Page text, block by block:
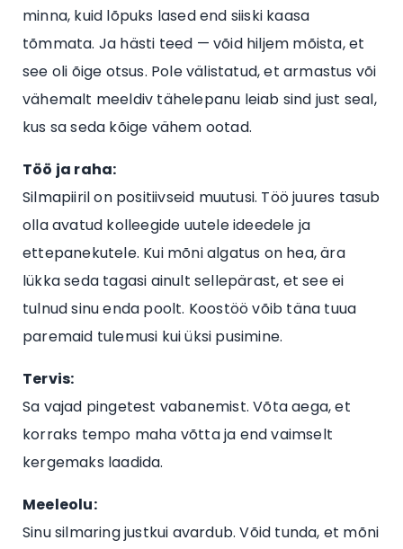
minna, kuid lõpuks lased end siiski kaasa
tõmmata. Ja hästi teed — võid hiljem mõista, et
see oli õige otsus. Pole välistatud, et armastus või
vähemalt meeldiv tähelepanu leiab sind just seal,
kus sa seda kõige vähem ootad.
Töö ja raha:
Silmapiiril on positiivseid muutusi. Töö juures tasub
olla avatud kolleegide uutele ideedele ja
ettepanekutele. Kui mõni algatus on hea, ära
lükka seda tagasi ainult sellepärast, et see ei
tulnud sinu enda poolt. Koostöö võib täna tuua
paremaid tulemusi kui üksi pusimine.
Tervis:
Sa vajad pingetest vabanemist. Võta aega, et
korraks tempo maha võtta ja end vaimselt
kergemaks laadida.
Meeleolu:
Sinu silmaring justkui avardub. Võid tunda, et mõni